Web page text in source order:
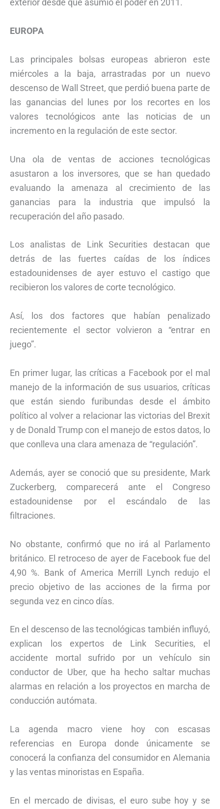
exterior desde que asumió el poder en 2011.
EUROPA
Las principales bolsas europeas abrieron este
miércoles a la baja, arrastradas por un nuevo
descenso de Wall Street, que perdió buena parte de
las ganancias del lunes por los recortes en los
valores tecnológicos ante las noticias de un
incremento en la regulación de este sector.
Una ola de ventas de acciones tecnológicas
asustaron a los inversores, que se han quedado
evaluando la amenaza al crecimiento de las
ganancias para la industria que impulsó la
recuperación del año pasado.
Los analistas de Link Securities destacan que
detrás de las fuertes caídas de los índices
estadounidenses de ayer estuvo el castigo que
recibieron los valores de corte tecnológico.
Así, los dos factores que habían penalizado
recientemente el sector volvieron a “entrar en
juego”.
En primer lugar, las críticas a Facebook por el mal
manejo de la información de sus usuarios, críticas
que están siendo furibundas desde el ámbito
político al volver a relacionar las victorias del Brexit
y de Donald Trump con el manejo de estos datos, lo
que conlleva una clara amenaza de “regulación”.
Además, ayer se conoció que su presidente, Mark
Zuckerberg, comparecerá ante el Congreso
estadounidense por el escándalo de las
filtraciones.
No obstante, confirmó que no irá al Parlamento
británico. El retroceso de ayer de Facebook fue del
4,90 %. Bank of America Merrill Lynch redujo el
precio objetivo de las acciones de la firma por
segunda vez en cinco días.
En el descenso de las tecnológicas también influyó,
explican los expertos de Link Securities, el
accidente mortal sufrido por un vehículo sin
conductor de Uber, que ha hecho saltar muchas
alarmas en relación a los proyectos en marcha de
conducción autómata.
La agenda macro viene hoy con escasas
referencias en Europa donde únicamente se
conocerá la confianza del consumidor en Alemania
y las ventas minoristas en España.
En el mercado de divisas, el euro sube hoy y se